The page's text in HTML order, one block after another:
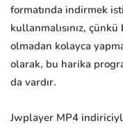
formatında indirmek
kullanmalısınız,
olmadan kolayca
olarak, bu harika
da vardır.
Jwplayer MP4